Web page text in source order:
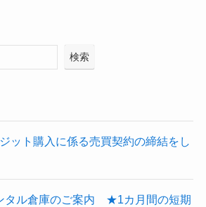
検索
ット購入に係る売買契約の締結をし
タル倉庫のご案内 ★1カ月間の短期